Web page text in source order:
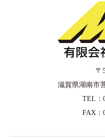
〒
滋賀県湖南市
TEL：
FAX：